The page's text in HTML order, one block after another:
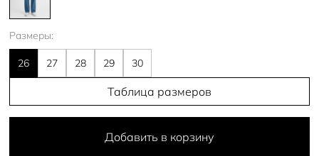
Размеры:
26 27 28 29 30
Таблица размеров
Добавить в корзину